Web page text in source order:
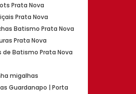
Prata Nova
Prata Nova
Batismo Prata Nova
Prata Nova
de Batismo Prata Nova
migalhas
Guardanapo | Porta